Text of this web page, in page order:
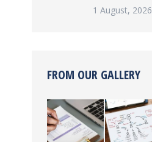
1 August, 2026
FROM OUR GALLERY